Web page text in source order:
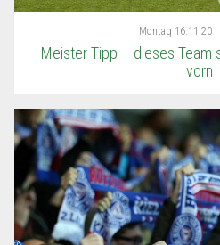
Montag 16.11.20 |
Meister Tipp – dieses Team
vorn